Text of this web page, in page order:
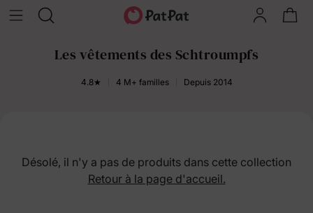
Les vêtements des Schtroumpfs
4.8★ 4 M+ familles Depuis 2014
Désolé, il n'y a pas de produits dans cette collection
Retour à la page d'accueil.